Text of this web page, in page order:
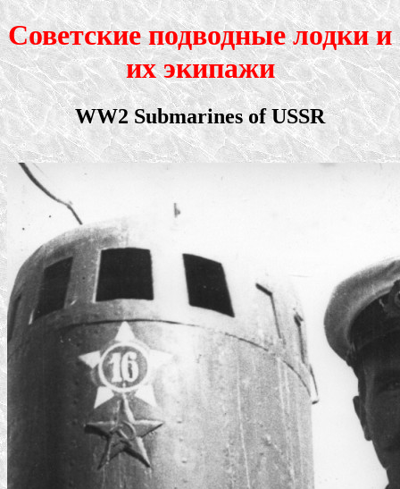
Советские подводные лодки и
их экипажи
WW2 Submarines of USSR